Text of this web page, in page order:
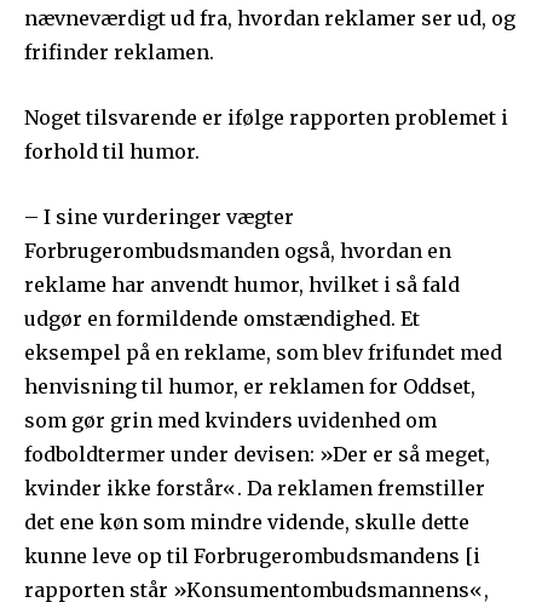
nævneværdigt ud fra, hvordan reklamer ser ud, og
frifinder reklamen.
Noget tilsvarende er ifølge rapporten problemet i
forhold til humor.
– I sine vurderinger vægter
Forbrugerombudsmanden også, hvordan en
reklame har anvendt humor, hvilket i så fald
udgør en formildende omstændighed. Et
eksempel på en reklame, som blev frifundet med
henvisning til humor, er reklamen for Oddset,
som gør grin med kvinders uvidenhed om
fodboldtermer under devisen: »Der er så meget,
kvinder ikke forstår«. Da reklamen fremstiller
det ene køn som mindre vidende, skulle dette
kunne leve op til Forbrugerombudsmandens [i
rapporten står »Konsumentombudsmannens«,